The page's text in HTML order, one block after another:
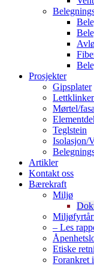
Prosjekter
Gipsplater
Mørtel/
Teglstein
Isolasjon/
Artikler
Kontakt oss
Bærekraft
Miljø
– Les
Etiske
Forankret